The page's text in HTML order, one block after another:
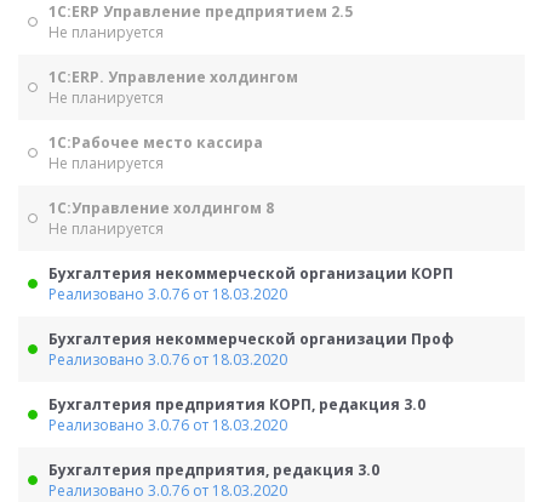
1С:ERP Управление предприятием 2.5
Не планируется
1С:ERP. Управление холдингом
Не планируется
1С:Рабочее место кассира
Не планируется
1С:Управление холдингом 8
Не планируется
Бухгалтерия некоммерческой организации КОРП
Реализовано 3.0.76 от 18.03.2020
Бухгалтерия некоммерческой организации Проф
Реализовано 3.0.76 от 18.03.2020
Бухгалтерия предприятия КОРП, редакция 3.0
Реализовано 3.0.76 от 18.03.2020
Бухгалтерия предприятия, редакция 3.0
Реализовано 3.0.76 от 18.03.2020